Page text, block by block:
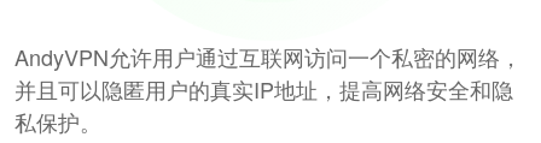
AndyVPN允许用户通过互联网访问一个私密的网络，
并且可以隐匿用户的真实IP地址，提高网络安全和隐
私保护。